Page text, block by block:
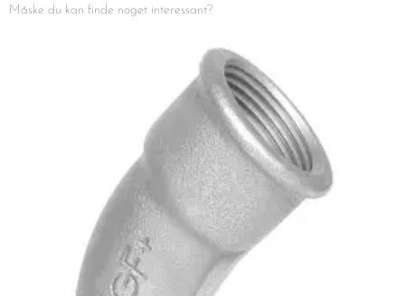
Måske du kan finde noget interessant?